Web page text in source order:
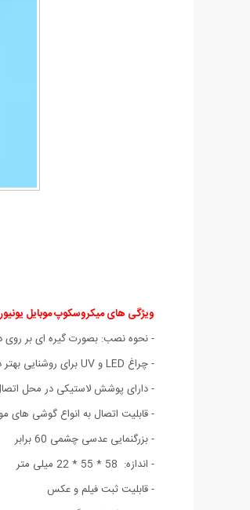
ویژگی های میکروسکوپ موبایل
- نحوه نصب: بصورت گیره ای بر روی
- چراغ LED و UV برای روشنایی بهتر در شرایط مختلف
- دارای پوشش لاستیکی در محل
- قابلیت اتصال به انواع گوشی های
- بزرگنمایی عدسی چشمی 60 برابر
- اندازه: 58 * 55 * 22 میلی متر
- قابلیت ثبت فیلم و عکس